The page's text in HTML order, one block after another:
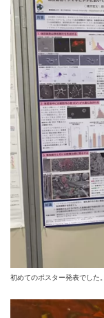
初めてのポスター発表でした。